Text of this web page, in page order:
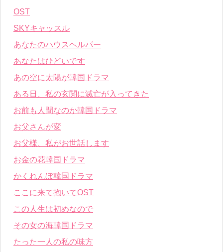
OST
SKYキャッスル
あなたのハウスヘルパー
あなたはひどいです
あの空に太陽が韓国ドラマ
ある日、私の玄関に滅亡が入ってきた
お前も人間なのか韓国ドラマ
お父さんが変
お父様、私がお世話します
お金の花韓国ドラマ
かくれんぼ韓国ドラマ
ここに来て抱いてOST
この人生は初めなので
その女の海韓国ドラマ
たった一人の私の味方